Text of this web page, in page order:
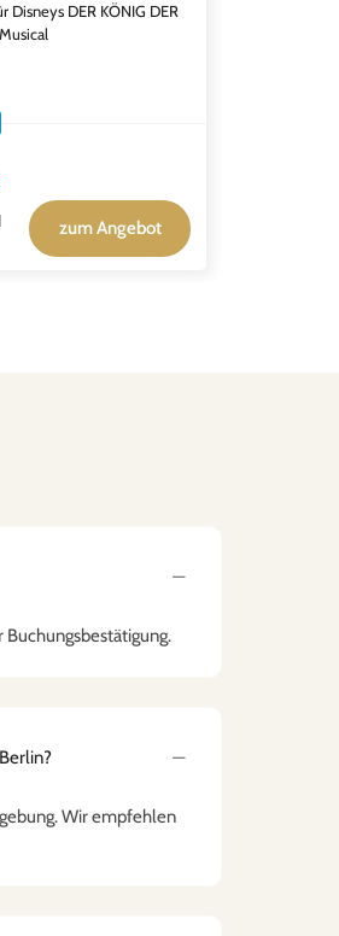
Disneys DER KÖNIG DER
zum Angebot
Wir empfehlen